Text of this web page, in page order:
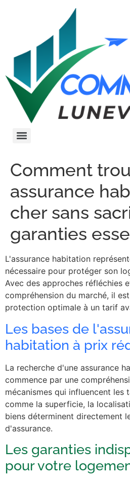
Comment
assurance
cher sans
garanties
L'assurance habitation
nécessaire pour protéger son
Avec des approches réfléchies
compréhension du marché, il
protection optimale à un tarif
Les bases de
habitation à prix
La recherche d'une assurance
commence par une
mécanismes qui influencent les
comme la superficie, la
biens déterminent directement
d'assurance.
Les garanties
pour votre